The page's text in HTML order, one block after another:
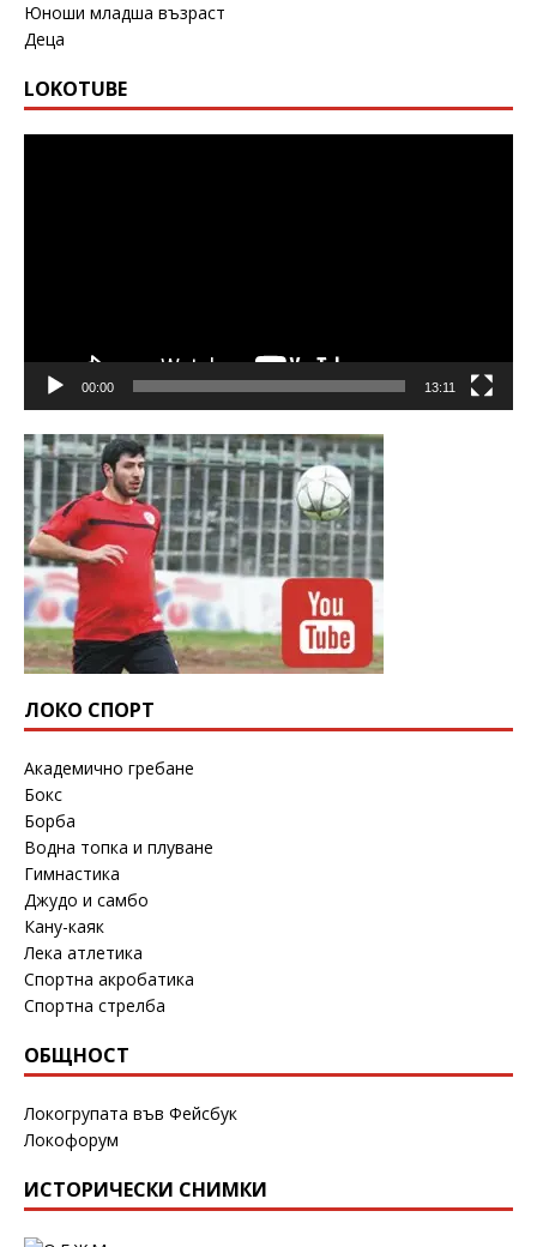
Юноши младша възраст
Деца
LOKOTUBE
00:00 13:11
ЛОКО СПОРТ
Академично гребане
Бокс
Борба
Водна топка и плуване
Гимнастика
Джудо и самбо
Кану-каяк
Лека атлетика
Спортна акробатика
Спортна стрелба
ОБЩНОСТ
Локогрупата във Фейсбук
Локофорум
ИСТОРИЧЕСКИ СНИМКИ